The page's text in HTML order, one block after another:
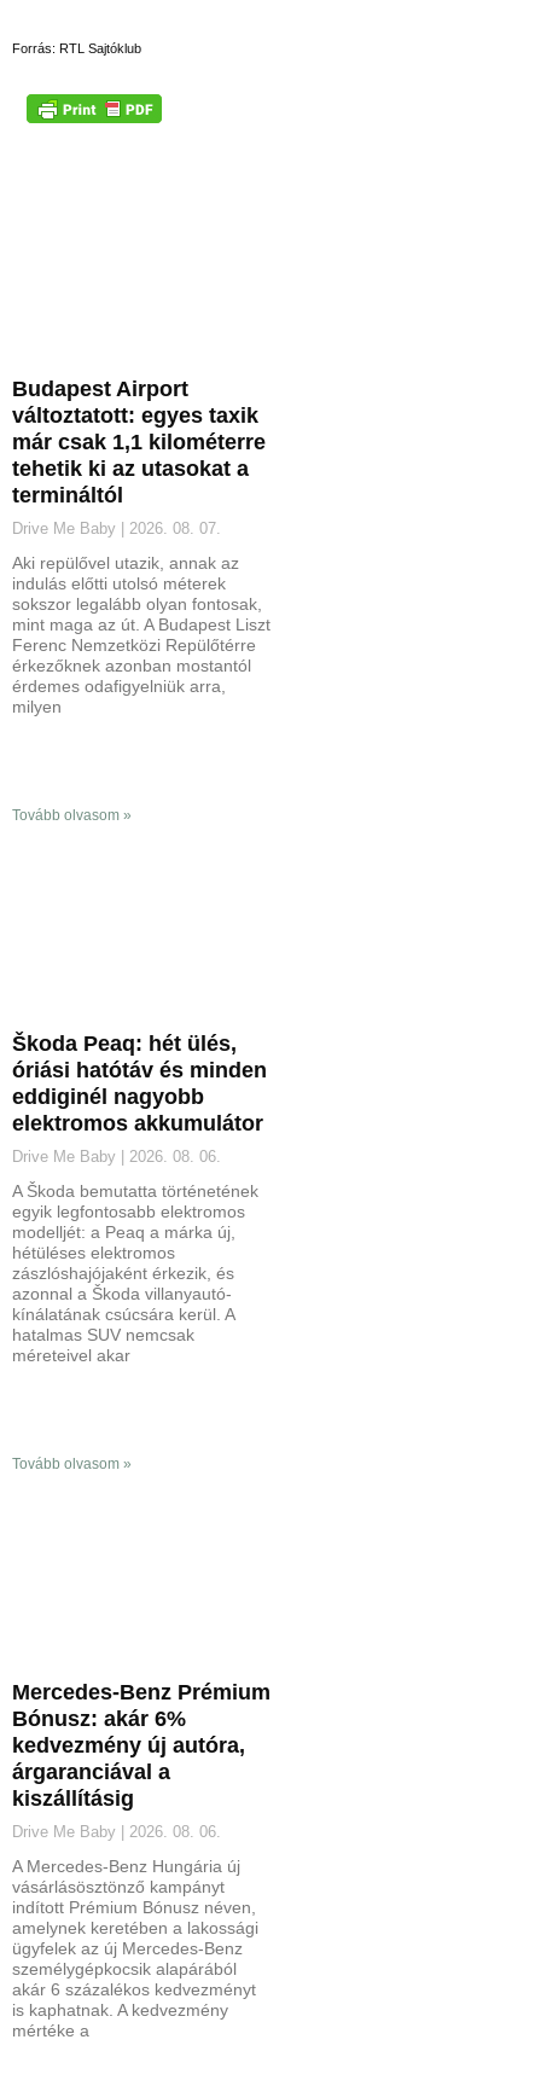
Forrás: RTL Sajtóklub
Budapest Airport
változtatott: egyes taxik
már csak 1,1 kilométerre
tehetik ki az utasokat a
termináltól
Drive Me Baby 2026. 08. 07.
Aki repülővel utazik, annak az
indulás előtti utolsó méterek
sokszor legalább olyan fontosak,
mint maga az út. A Budapest Liszt
Ferenc Nemzetközi Repülőtérre
érkezőknek azonban mostantól
érdemes odafigyelniük arra,
milyen
Tovább olvasom »
Škoda Peaq: hét ülés,
óriási hatótáv és minden
eddiginél nagyobb
elektromos akkumulátor
Drive Me Baby 2026. 08. 06.
A Škoda bemutatta történetének
egyik legfontosabb elektromos
modelljét: a Peaq a márka új,
hétüléses elektromos
zászlóshajójaként érkezik, és
azonnal a Škoda villanyautó-
kínálatának csúcsára kerül. A
hatalmas SUV nemcsak
méreteivel akar
Tovább olvasom »
Mercedes-Benz Prémium
Bónusz: akár 6%
kedvezmény új autóra,
árgaranciával a
kiszállításig
Drive Me Baby 2026. 08. 06.
A Mercedes-Benz Hungária új
vásárlásösztönző kampányt
indított Prémium Bónusz néven,
amelynek keretében a lakossági
ügyfelek az új Mercedes-Benz
személygépkocsik alapárából
akár 6 százalékos kedvezményt
is kaphatnak. A kedvezmény
mértéke a